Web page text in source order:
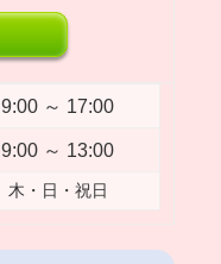
9:00 ～ 17:00
9:00 ～ 13:00
木・日・祝日